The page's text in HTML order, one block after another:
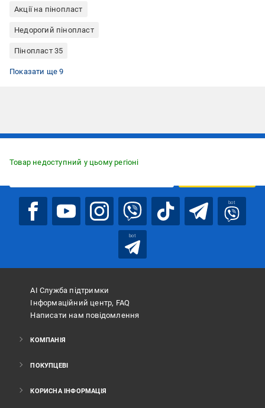
Акції на пінопласт
Недорогий пінопласт
Пінопласт 35
Пінопласт для теплоізоляції
Пінопласт для підлоги
Пінопласт для стін
Пінопласт білий
Пінопласт 30 мм
Пінопласт для утеплення фасаду
Пінопласт Eurobud
Пінопласт під стяжку
Пінопласт для підвалу
Показати ще 9
Товар недоступний у цьому регіоні
bot
bot
АІ Служба підтримки
Інформаційний центр, FAQ
Написати нам повідомлення
КОМПАНІЯ
ПОКУПЦЕВІ
КОРИСНА ІНФОРМАЦІЯ